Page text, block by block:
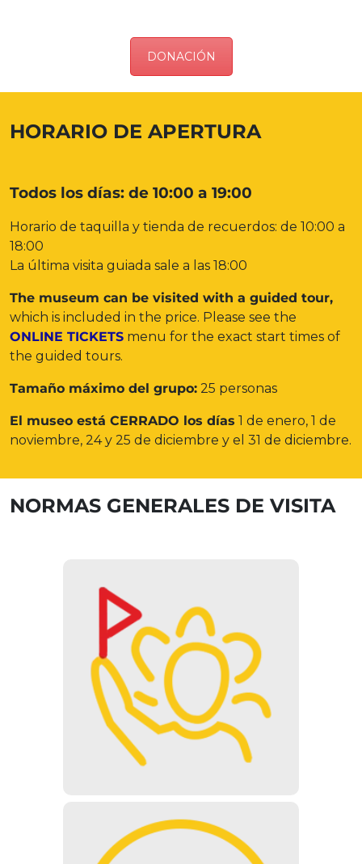
DONACIÓN
HORARIO DE APERTURA
Todos los días: de 10:00 a 19:00
Horario de taquilla y tienda de recuerdos: de 10:00 a
18:00
La última visita guiada sale a las 18:00
The museum can be visited with a guided tour,
which is included in the price. Please see the
ONLINE TICKETS menu for the exact start times of
the guided tours.
Tamaño máximo del grupo: 25 personas
El museo está CERRADO los días 1 de enero, 1 de
noviembre, 24 y 25 de diciembre y el 31 de diciembre.
NORMAS GENERALES DE VISITA
VISITA GUIADA
El museo sólo puede visitarse con
visita guiada. Los grupos de más de
14 personas deben inscribirse con
antelación.